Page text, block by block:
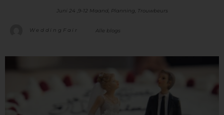
Juni 24 ,9-12 Maand, Planning, Trouwbeurs
WeddingFair Alle blogs